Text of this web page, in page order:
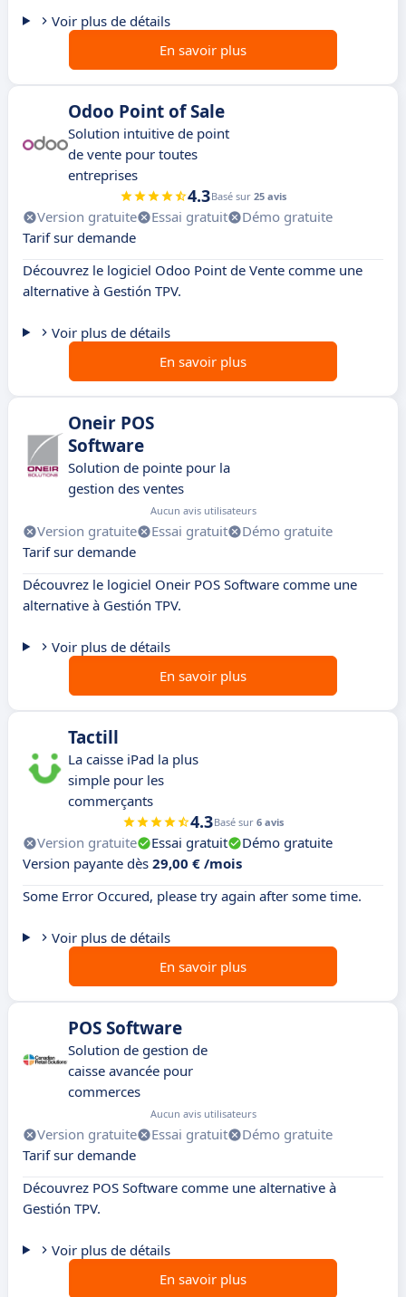
Voir plus de détails
En savoir plus
Odoo Point of Sale
Solution intuitive de point
de vente pour toutes
entreprises
4.3Basé sur 25 avis
Version gratuite Essai gratuit
Démo gratuite
Tarif sur demande
Découvrez le logiciel Odoo Point de Vente comme une
alternative à Gestión TPV.
Voir plus de détails
En savoir plus
Oneir POS
Software
Solution de pointe pour la
gestion des ventes
Aucun avis utilisateurs
Version gratuite Essai gratuit
Démo gratuite
Tarif sur demande
Découvrez le logiciel Oneir POS Software comme une
alternative à Gestión TPV.
Voir plus de détails
En savoir plus
Tactill
La caisse iPad la plus
simple pour les
commerçants
4.3Basé sur 6 avis
Version gratuite Essai gratuit
Démo gratuite
Version payante dès 29,00 € /mois
Some Error Occured, please try again after some time.
Voir plus de détails
En savoir plus
POS Software
Solution de gestion de
caisse avancée pour
commerces
Aucun avis utilisateurs
Version gratuite Essai gratuit
Démo gratuite
Tarif sur demande
Découvrez POS Software comme une alternative à
Gestión TPV.
Voir plus de détails
En savoir plus